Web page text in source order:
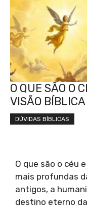
O QUE SÃO O
VISÃO
DÚVIDAS BÍBLICAS
O que são o céu
mais profundas
antigos, a
destino eterno